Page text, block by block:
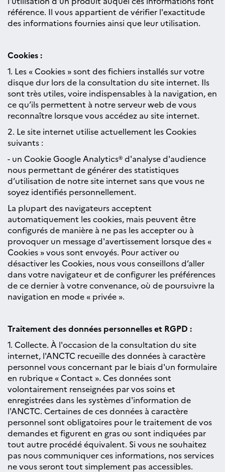
référence. Il vous appartient de vérifier l'exactitude
des informations fournies ainsi que leur utilisation.
Cookies :
1. Les « Cookies » sont des fichiers installés sur votre
disque dur lors de la consultation du site internet. Ils
sont très utiles, voire indispensables à la navigation, en
ce qu’ils permettent à notre serveur web de vous
reconnaître lorsque vous accédez au site internet.
2. Le site internet utilise actuellement les Cookies
suivants :
- un Cookie Google Analytics® d'analyse d'audience
nous permettant de générer des statistiques
d’utilisation de notre site internet sans que vous ne
soyez identifiés personnellement.
La plupart des navigateurs acceptent
automatiquement les cookies, mais peuvent être
configurés de manière à ne pas les accepter ou à
provoquer un message d'avertissement lorsque des «
Cookies » vous sont envoyés. Pour activer ou
désactiver les Cookies, nous vous conseillons d’aller
dans votre navigateur et de configurer les préférences
de ce dernier à votre convenance, où de poursuivre la
navigation en mode « privée ».
Traitement des données personnelles et RGPD :
1. Collecte. À l'occasion de la consultation du site
internet, l'ANCTC recueille des données à caractère
personnel vous concernant par le biais d'un formulaire
en rubrique « Contact ». Ces données sont
volontairement renseignées par vos soins et
enregistrées dans les systèmes d'information de
l'ANCTC. Certaines de ces données à caractère
personnel sont obligatoires pour le traitement de vos
demandes et figurent en gras ou sont indiquées par
tout autre procédé équivalent. Si vous ne souhaitez
pas nous communiquer ces informations, nos services
ne vous seront tout simplement pas accessibles.